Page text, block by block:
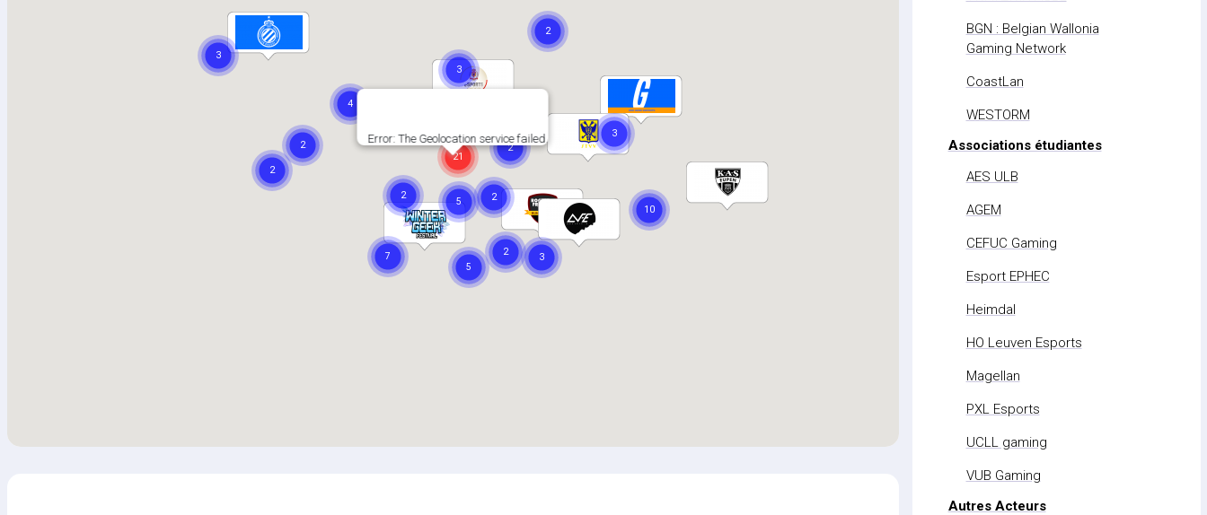
Error: The Geolocation service failed.
BGN : Belgian Wallonia
Gaming Network
CoastLan
WESTORM
Associations étudiantes
AES ULB
AGEM
CEFUC Gaming
Esport EPHEC
Heimdal
HO Leuven Esports
Magellan
PXL Esports
UCLL gaming
VUB Gaming
Autres Acteurs